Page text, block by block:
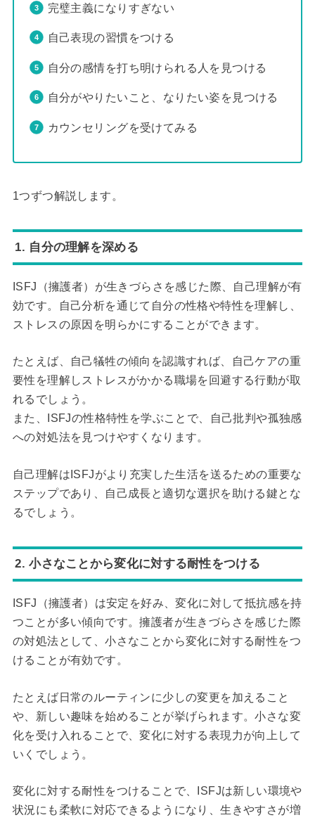
完璧主義になりすぎない
自己表現の習慣をつける
自分の感情を打ち明けられる人を見つける
自分がやりたいこと、なりたい姿を見つける
カウンセリングを受けてみる
1つずつ解説します。
1. 自分の理解を深める
ISFJ（擁護者）が生きづらさを感じた際、自己理解が有
効です。自己分析を通じて自分の性格や特性を理解し、
ストレスの原因を明らかにすることができます。
たとえば、自己犠牲の傾向を認識すれば、自己ケアの重
要性を理解しストレスがかかる職場を回避する行動が取
れるでしょう。
また、ISFJの性格特性を学ぶことで、自己批判や孤独感
への対処法を見つけやすくなります。
自己理解はISFJがより充実した生活を送るための重要な
ステップであり、自己成長と適切な選択を助ける鍵とな
るでしょう。
2. 小さなことから変化に対する耐性をつける
ISFJ（擁護者）は安定を好み、変化に対して抵抗感を持
つことが多い傾向です。擁護者が生きづらさを感じた際
の対処法として、小さなことから変化に対する耐性をつ
けることが有効です。
たとえば日常のルーティンに少しの変更を加えること
や、新しい趣味を始めることが挙げられます。小さな変
化を受け入れることで、変化に対する表現力が向上して
いくでしょう。
変化に対する耐性をつけることで、ISFJは新しい環境や
状況にも柔軟に対応できるようになり、生きやすさが増